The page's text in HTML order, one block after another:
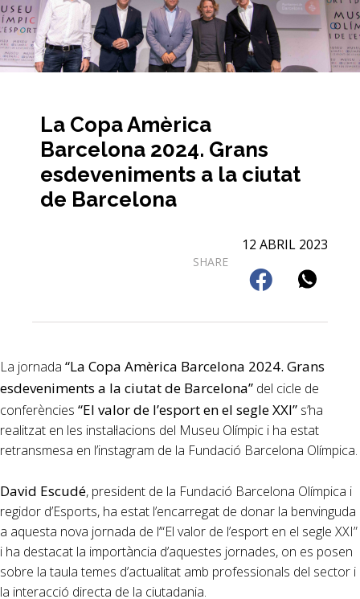
La Copa Amèrica
Barcelona 2024. Grans
esdeveniments a la ciutat
de Barcelona
12 ABRIL 2023
SHARE
La jornada “La Copa Amèrica Barcelona 2024. Grans
esdeveniments a la ciutat de Barcelona” del cicle de
conferències “El valor de l’esport en el segle XXI” s’ha
realitzat en les instal·lacions del Museu Olímpic i ha estat
retransmesa en l’instagram de la Fundació Barcelona Olímpica.
David Escudé, president de la Fundació Barcelona Olímpica i
regidor d’Esports, ha estat l’encarregat de donar la benvinguda
a aquesta nova jornada de l’“El valor de l’esport en el segle XXI”
i ha destacat la importància d’aquestes jornades, on es posen
sobre la taula temes d’actualitat amb professionals del sector i
la interacció directa de la ciutadania.